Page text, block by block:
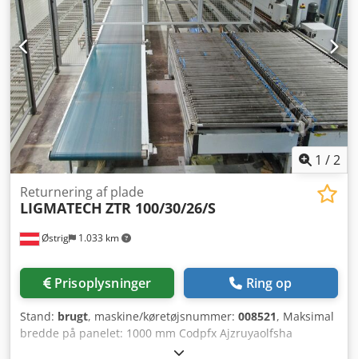
1 /2
Østrig 1.033 km
Returnering af plade
LIGMATECH ZTR 100/30/26/S
Prisoplysninger Ring op
Stand: brugt, maskine/køretøjsnummer: 008521, Maksimal
bredde på panelet: 1000 mm Codpfx Ajzruyaolfsha
Maksimal længde på panelet: 2400 mm